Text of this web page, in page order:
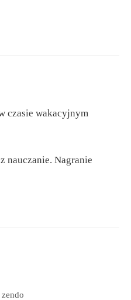
czasie wakacyjnym
nauczanie. Nagranie